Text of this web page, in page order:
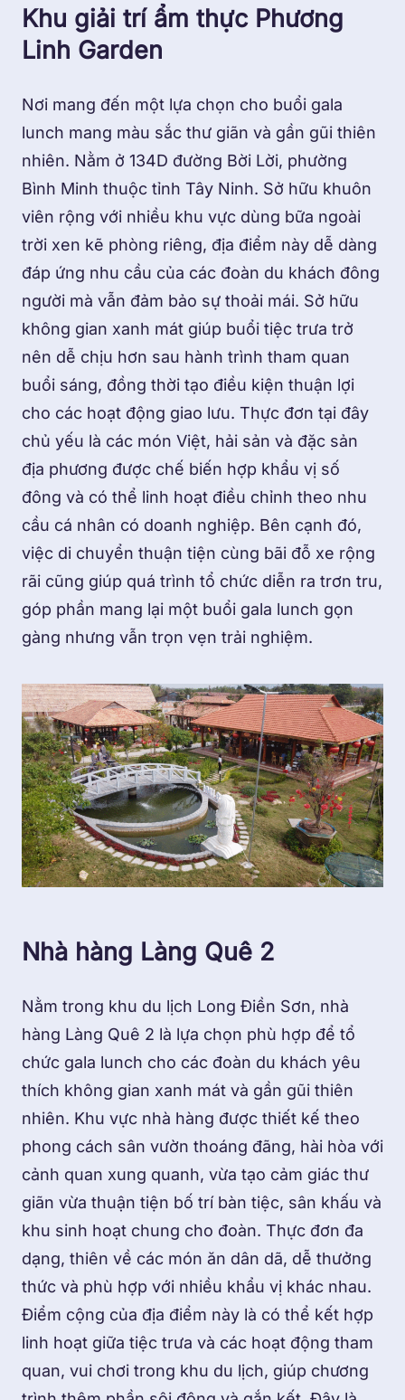
Khu giải trí ẩm thực Phương
Linh Garden
Nơi mang đến một lựa chọn cho buổi gala
lunch mang màu sắc thư giãn và gần gũi thiên
nhiên. Nằm ở 134D đường Bời Lời, phường
Bình Minh thuộc tỉnh Tây Ninh. Sở hữu khuôn
viên rộng với nhiều khu vực dùng bữa ngoài
trời xen kẽ phòng riêng, địa điểm này dễ dàng
đáp ứng nhu cầu của các đoàn du khách đông
người mà vẫn đảm bảo sự thoải mái. Sở hữu
không gian xanh mát giúp buổi tiệc trưa trở
nên dễ chịu hơn sau hành trình tham quan
buổi sáng, đồng thời tạo điều kiện thuận lợi
cho các hoạt động giao lưu. Thực đơn tại đây
chủ yếu là các món Việt, hải sản và đặc sản
địa phương được chế biến hợp khẩu vị số
đông và có thể linh hoạt điều chỉnh theo nhu
cầu cá nhân có doanh nghiệp. Bên cạnh đó,
việc di chuyển thuận tiện cùng bãi đỗ xe rộng
rãi cũng giúp quá trình tổ chức diễn ra trơn tru,
góp phần mang lại một buổi gala lunch gọn
gàng nhưng vẫn trọn vẹn trải nghiệm.
Nhà hàng Làng Quê 2
Nằm trong khu du lịch Long Điền Sơn, nhà
hàng Làng Quê 2 là lựa chọn phù hợp để tổ
chức gala lunch cho các đoàn du khách yêu
thích không gian xanh mát và gần gũi thiên
nhiên. Khu vực nhà hàng được thiết kế theo
phong cách sân vườn thoáng đãng, hài hòa với
cảnh quan xung quanh, vừa tạo cảm giác thư
giãn vừa thuận tiện bố trí bàn tiệc, sân khấu và
khu sinh hoạt chung cho đoàn. Thực đơn đa
dạng, thiên về các món ăn dân dã, dễ thưởng
thức và phù hợp với nhiều khẩu vị khác nhau.
Điểm cộng của địa điểm này là có thể kết hợp
linh hoạt giữa tiệc trưa và các hoạt động tham
quan, vui chơi trong khu du lịch, giúp chương